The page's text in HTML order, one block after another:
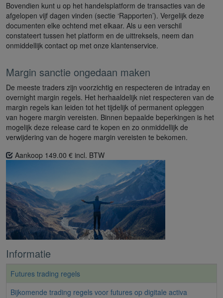
Bovendien kunt u op het handelsplatform de transacties van de
afgelopen vijf dagen vinden (sectie ‘Rapporten’). Vergelijk deze
documenten elke ochtend met elkaar. Als u een verschil
constateert tussen het platform en de uittreksels, neem dan
onmiddellijk contact op met onze klantenservice.
Margin sanctie ongedaan maken
De meeste traders zijn voorzichtig en respecteren de intraday en
overnight margin regels. Het herhaaldelijk niet respecteren van de
margin regels kan leiden tot het tijdelijk of permanent opleggen
van hogere margin vereisten. Binnen bepaalde beperkingen is het
mogelijk deze release card te kopen en zo onmiddellijk de
verwijdering van de hogere margin vereisten te bekomen.
Aankoop 149.00 € incl. BTW
Informatie
Futures trading regels
Bijkomende trading regels voor futures op digitale activa